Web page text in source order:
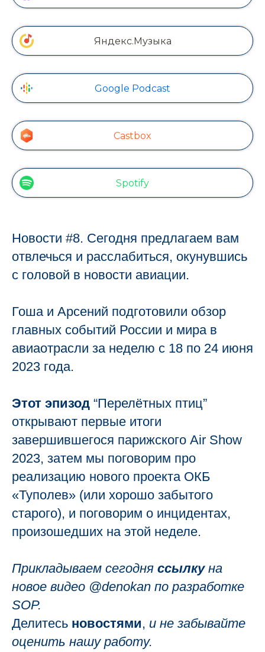
Яндекс.Музыка
Google Podcast
Castbox
Spotify
Новости #8. Сегодня предлагаем вам
отвлечься и расслабиться, окунувшись
с головой в новости авиации.
Гоша и Арсений подготовили обзор
главных событий России и мира в
авиаотрасли за неделю с 18 по 24 июня
2023 года.
Этот эпизод “Перелётных птиц”
открывают первые итоги
завершившегося парижского Air Show
2023, затем мы поговорим про
реализацию нового проекта ОКБ
«Туполев» (или хорошо забытого
старого), и поговорим о инцидентах,
произошедших на этой неделе.
Прикладываем сегодня ссылкуна
новое видео @denokan по разработке
SOP.
Делитесь новостями, и не забывайте
оценить нашу работу.